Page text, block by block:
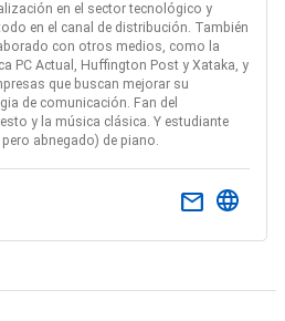
en el sector tecnológico y
en el canal de distribución. También
con otros medios, como la
PC Actual, Huffington Post y Xataka, y
que buscan mejorar su
de comunicación. Fan del
y la música clásica. Y estudiante
abnegado) de piano.
email